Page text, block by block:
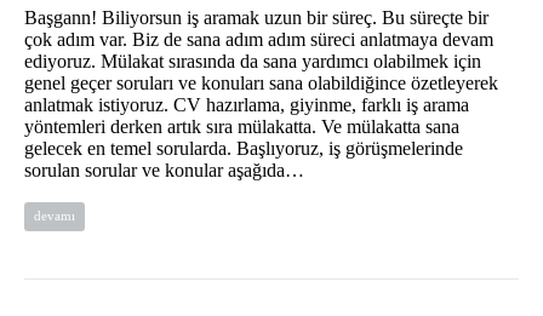
Başgann! Biliyorsun iş aramak uzun bir süreç. Bu süreçte bir
çok adım var. Biz de sana adım adım süreci anlatmaya devam
ediyoruz. Mülakat sırasında da sana yardımcı olabilmek için
genel geçer soruları ve konuları sana olabildiğince özetleyerek
anlatmak istiyoruz. CV hazırlama, giyinme, farklı iş arama
yöntemleri derken artık sıra mülakatta. Ve mülakatta sana
gelecek en temel sorularda. Başlıyoruz, iş görüşmelerinde
sorulan sorular ve konular aşağıda…
devamı